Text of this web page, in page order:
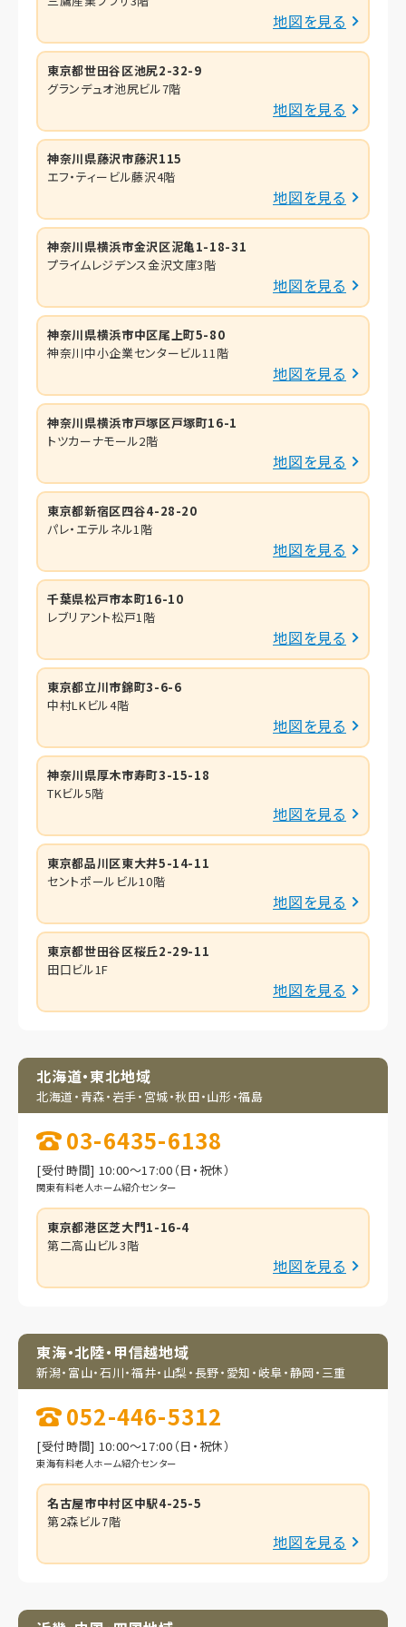
地図を見る
東京都世田谷区池尻2-32-9
グランデュオ池尻ビル7階
地図を見る
神奈川県藤沢市藤沢115
エフ・ティービル藤沢4階
地図を見る
神奈川県横浜市金沢区泥亀1-18-31
プライムレジデンス金沢文庫3階
地図を見る
神奈川県横浜市中区尾上町5-80
神奈川中小企業センタービル11階
地図を見る
神奈川県横浜市戸塚区戸塚町16-1
トツカーナモール2階
地図を見る
東京都新宿区四谷4-28-20
パレ・エテルネル1階
地図を見る
千葉県松戸市本町16-10
レブリアント松戸1階
地図を見る
東京都立川市錦町3-6-6
中村LKビル4階
地図を見る
神奈川県厚木市寿町3-15-18
TKビル5階
地図を見る
東京都品川区東大井5-14-11
セントポールビル10階
地図を見る
東京都世田谷区桜丘2-29-11
田口ビル1F
地図を見る
北海道・東北地域
北海道・青森・岩手・ 宮城・秋田・山形・福島
03-6435-6138
[受付時間] 10:00～17:00（日・祝休）
関東有料老人ホーム紹介センター
東京都港区芝大門1-16-4
第二高山ビル3階
地図を見る
東海・北陸・甲信越地域
新潟・富山・石川・福井・ 山梨・長野・愛知・岐阜・静岡・三重
052-446-5312
[受付時間] 10:00～17:00（日・祝休）
東海有料老人ホーム紹介センター
名古屋市中村区中駅4-25-5
第2森ビル7階
地図を見る